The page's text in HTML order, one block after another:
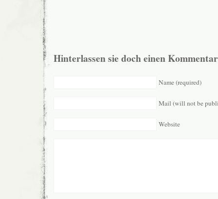
Hinterlassen sie doch einen
Name (required)
Mail (will not be
Website